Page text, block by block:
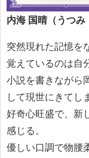
内海 国晴（うつ
突然現れた記憶を
覚えているのは自
小説を書きながら
して現世にきてし
好奇心旺盛で、新
感じる。
優しい口調で物腰